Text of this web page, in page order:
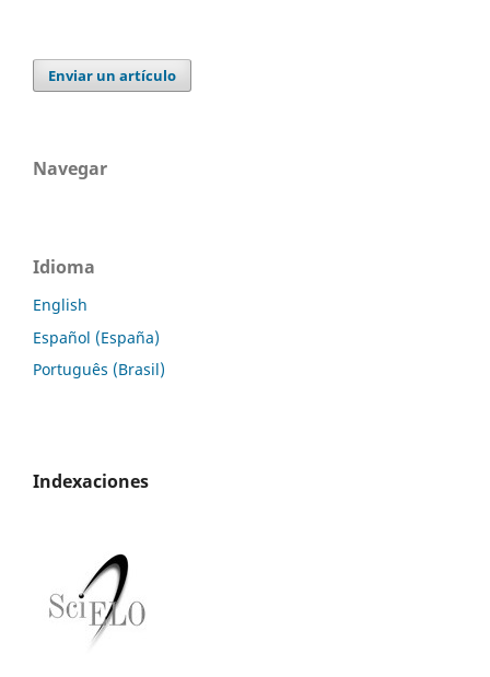
Enviar un artículo
Navegar
Idioma
English
Español (España)
Português (Brasil)
Indexaciones